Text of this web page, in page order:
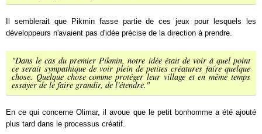
Il semblerait que Pikmin fasse partie de ces jeux pour lesquels les
développeurs n'avaient pas d'idée précise de la direction à prendre.
"Dans le cas du premier Pikmin, notre idée était de voir à quel point
ce serait sympathique de voir plein de petites créatures faire quelque
chose. Quelque chose comme protéger leur village et en même temps
essayer de le faire grandir, de l'étendre."
En ce qui concerne Olimar, il avoue que le petit bonhomme a été ajouté
plus tard dans le processus créatif.